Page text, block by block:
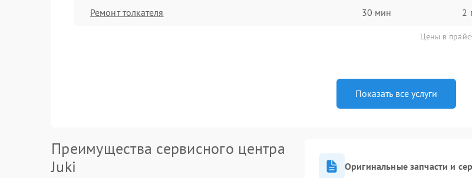
Ремонт толкателя 30 мин 2
Цены в
Показать все услуги
Преимущества сервисного центра
Juki
Оригинальные запчасти и